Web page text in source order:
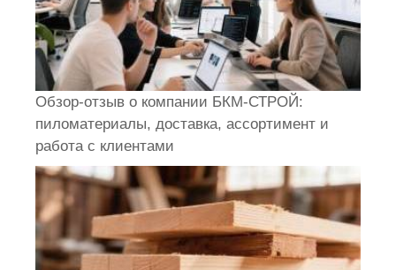
Обзор-отзыв о компании БКМ-СТРОЙ:
пиломатериалы, доставка, ассортимент и
работа с клиентами